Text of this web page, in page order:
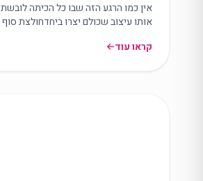
אין כמו הרגע הזה שבו כל הכיתה
אותו עיצוב שכולם יצרו ביחדחולצת
קראו עוד